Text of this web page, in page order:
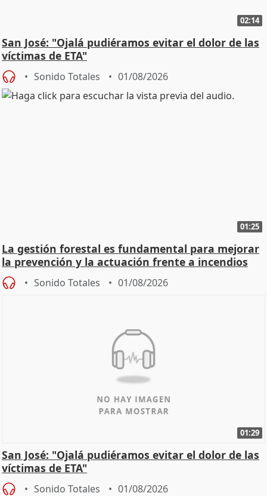
02:14
San José: "Ojalá pudiéramos evitar el dolor de las
víctimas de ETA"
Sonido Totales 01/08/2026
01:25
La gestión forestal es fundamental para mejorar
la prevención y la actuación frente a incendios
Sonido Totales 01/08/2026
01:29
San José: "Ojalá pudiéramos evitar el dolor de las
víctimas de ETA"
Sonido Totales 01/08/2026